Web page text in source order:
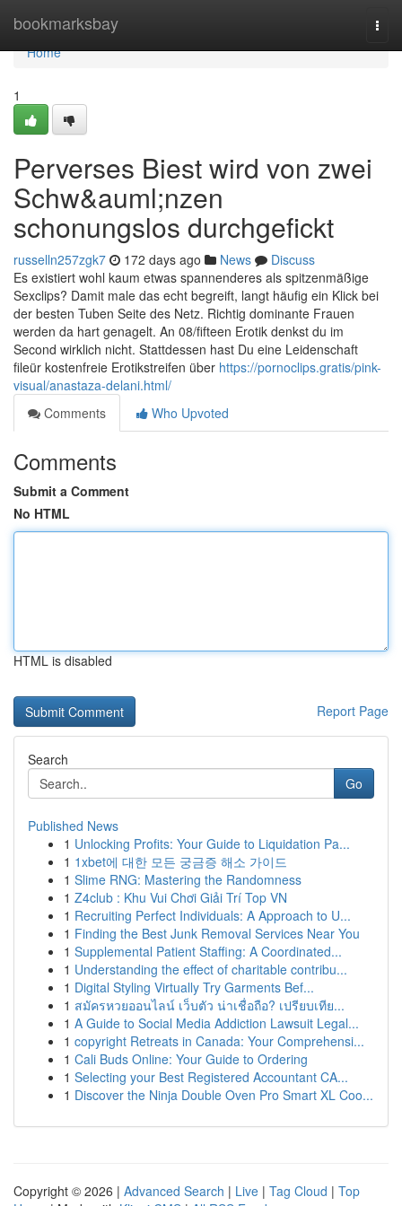
bookmarksbay
Home
Home
1
Perverses Biest wird von zwei
Schw&auml;nzen
schonungslos durchgefickt
russelln257zgk7 172 days ago News
Discuss
Es existiert wohl kaum etwas spannenderes als spitzenmäßige
Sexclips? Damit male das echt begreift, langt häufig ein Klick bei
der besten Tuben Seite des Netz. Richtig dominante Frauen
werden da hart genagelt. An 08/fifteen Erotik denkst du im
Second wirklich nicht. Stattdessen hast Du eine Leidenschaft
fileür kostenfreie Erotikstreifen über https://pornoclips.gratis/pink-
visual/anastaza-delani.html/
Comments
Who Upvoted
Comments
Submit a Comment
No HTML
HTML is disabled
Report Page
Search
Go
Published News
1 Unlocking Profits: Your Guide to Liquidation Pa...
1 1xbet에 대한 모든 궁금증 해소 가이드
1 Slime RNG: Mastering the Randomness
1 Z4club : Khu Vui Chơi Giải Trí Top VN
1 Recruiting Perfect Individuals: A Approach to U...
1 Finding the Best Junk Removal Services Near You
1 Supplemental Patient Staffing: A Coordinated...
1 Understanding the effect of charitable contribu...
1 Digital Styling Virtually Try Garments Bef...
1 สมัครหวยออนไลน์ เว็บตัว น่าเชื่อถือ? เปรียบเทีย...
1 A Guide to Social Media Addiction Lawsuit Legal...
1 copyright Retreats in Canada: Your Comprehensi...
1 Cali Buds Online: Your Guide to Ordering
1 Selecting your Best Registered Accountant CA...
1 Discover the Ninja Double Oven Pro Smart XL Coo...
Copyright © 2026 | Advanced Search | Live | Tag Cloud | Top